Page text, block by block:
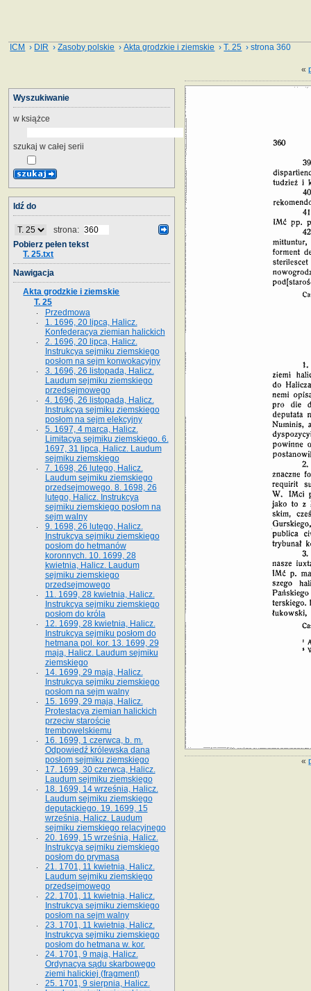
ICM › DIR ›Zasoby polskie ›Akta grodzkie i ziemskie ›T. 25 › strona 360
«
«
Wyszukiwanie
w książce
szukaj w całej serii
Idź do
strona:
Pobierz pełen tekst
T. 25.txt
Nawigacja
Akta grodzkie i ziemskie
T. 25
Przedmowa
1. 1696, 20 lipca, Halicz.
Konfederacya ziemian halickich
2. 1696, 20 lipca, Halicz.
Instrukcya sejmiku ziemskiego
posłom na sejm konwokacyjny
3. 1696, 26 listopada, Halicz.
Laudum sejmiku ziemskiego
przedsejmowego
4. 1696, 26 listopada, Halicz.
Instrukcya sejmiku ziemskiego
posłom na sejm elekcyjny
5. 1697, 4 marca, Halicz.
Limitacya sejmiku ziemskiego. 6.
1697, 31 lipca, Halicz. Laudum
sejmiku ziemskiego
7. 1698, 26 lutego, Halicz.
Laudum sejmiku ziemskiego
przedsejmowego. 8. 1698, 26
lutego, Halicz. Instrukcya
sejmiku ziemskiego posłom na
sejm walny
9. 1698, 26 lutego, Halicz.
Instrukcya sejmiku ziemskiego
posłom do hetmanów
koronnych. 10. 1699, 28
kwietnia, Halicz. Laudum
sejmiku ziemskiego
przedsejmowego
11. 1699, 28 kwietnia, Halicz.
Instrukcya sejmiku ziemskiego
posłom do króla
12. 1699, 28 kwietnia, Halicz.
Instrukcya sejmiku posłom do
hetmana pol. kor. 13. 1699, 29
maja, Halicz. Laudum sejmiku
ziemskiego
14. 1699, 29 maja, Halicz.
Instrukcya sejmiku ziemskiego
posłom na sejm walny
15. 1699, 29 maja, Halicz.
Protestacya ziemian halickich
przeciw staroście
trembowelskiemu
16. 1699, 1 czerwca, b. m.
Odpowiedź królewska dana
posłom sejmiku ziemskiego
17. 1699, 30 czerwca, Halicz.
Laudum sejmiku ziemskiego
18. 1699, 14 września, Halicz.
Laudum sejmiku ziemskiego
deputackiego. 19. 1699, 15
września, Halicz. Laudum
sejmiku ziemskiego relacyjnego
20. 1699, 15 września, Halicz.
Instrukcya sejmiku ziemskiego
posłom do prymasa
21. 1701, 11 kwietnia, Halicz.
Laudum sejmiku ziemskiego
przedsejmowego
22. 1701, 11 kwietnia, Halicz.
Instrukcya sejmiku ziemskiego
posłom na sejm walny
23. 1701, 11 kwietnia, Halicz.
Instrukcya sejmiku ziemskiego
posłom do hetmana w. kor.
24. 1701, 9 maja, Halicz.
Ordynacya sądu skarbowego
ziemi halickiej (fragment)
25. 1701, 9 sierpnia, Halicz.